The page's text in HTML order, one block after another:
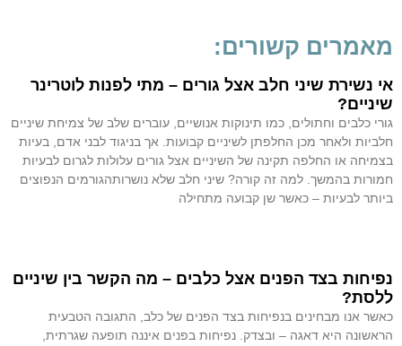
מאמרים קשורים:
אי נשירת שיני חלב אצל גורים – מתי לפנות לוטרינר
שיניים?
גורי כלבים וחתולים, כמו תינוקות אנושיים, עוברים שלב של צמיחת שיניים
חלביות ולאחר מכן החלפתן לשיניים קבועות. אך בניגוד לבני אדם, בעיות
בצמיחה או החלפה תקינה של השיניים אצל גורים עלולות לגרום לבעיות
חמורות בהמשך. למה זה קורה? שיני חלב שלא נושרותהגורמים הנפוצים
ביותר לבעיות – כאשר שן קבועה מתחילה
נפיחות בצד הפנים אצל כלבים – מה הקשר בין שיניים
ללסת?
כאשר אנו מבחינים בנפיחות בצד הפנים של כלב, התגובה הטבעית
הראשונה היא דאגה – ובצדק. נפיחות בפנים איננה תופעה שגרתית,